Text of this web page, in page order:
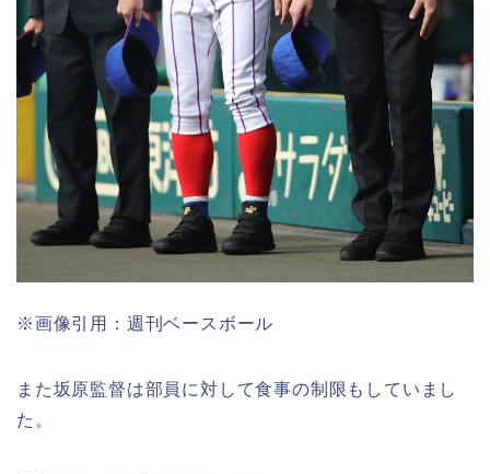
※画像引用：週刊ベースボール
また坂原監督は部員に対して食事の制限もしていまし
た。